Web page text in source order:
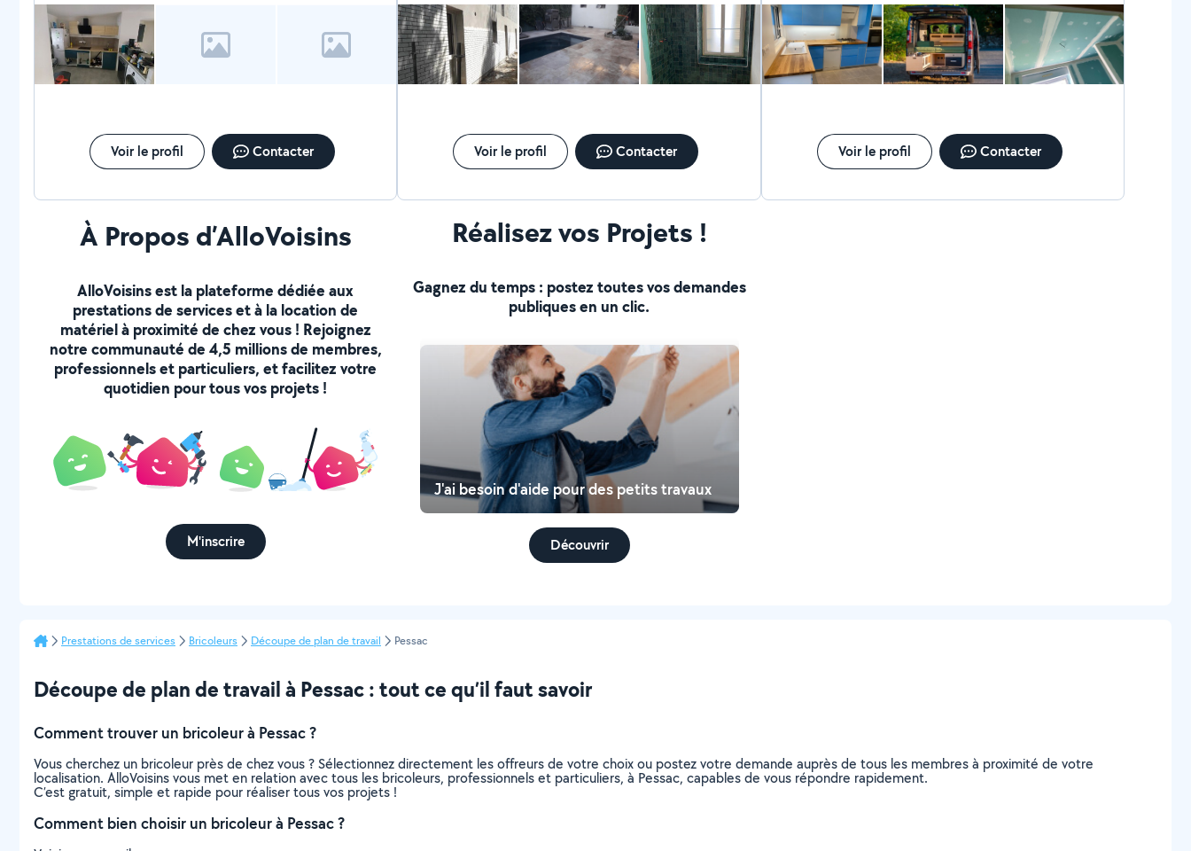
Voir le profil Contacter Voir le profil Contacter Voir le profil Contacter
À Propos d’AlloVoisins
AlloVoisins est la plateforme dédiée aux
prestations de services et à la location de
matériel à proximité de chez vous ! Rejoignez
notre communauté de 4,5 millions de membres,
professionnels et particuliers, et facilitez votre
quotidien pour tous vos projets !
M'inscrire
Réalisez vos Projets !
Gagnez du temps : postez toutes vos demandes
publiques en un clic.
J'ai besoin d'aide pour des petits travaux
Découvrir
Prestations de services Bricoleurs Découpe de plan de travail Pessac
Découpe de plan de travail à Pessac : tout ce qu’il faut savoir
Comment trouver un bricoleur à Pessac ?
Vous cherchez un bricoleur près de chez vous ? Sélectionnez directement les offreurs de votre choix ou postez votre demande auprès de tous les membres à proximité de votre
localisation. AlloVoisins vous met en relation avec tous les bricoleurs, professionnels et particuliers, à Pessac, capables de vous répondre rapidement.
C’est gratuit, simple et rapide pour réaliser tous vos projets !
Comment bien choisir un bricoleur à Pessac ?